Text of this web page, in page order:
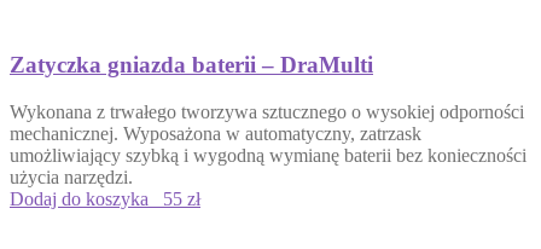
Zatyczka gniazda baterii – DraMulti
Wykonana z trwałego tworzywa sztucznego o wysokiej odporności
mechanicznej. Wyposażona w automatyczny, zatrzask
umożliwiający szybką i wygodną wymianę baterii bez konieczności
użycia narzędzi.
Dodaj do koszyka
55 zł